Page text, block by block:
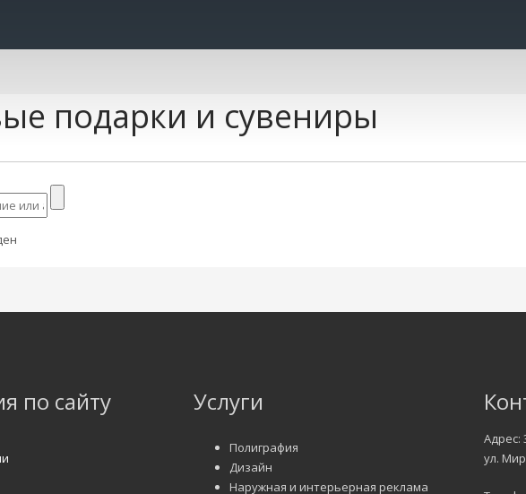
подарки и сувениры
по сайту Услуги
Полиграфия
Дизайн
Наружная и интерьерная реклама
Адрес:
ул.